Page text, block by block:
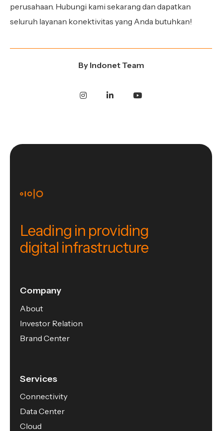
perusahaan. Hubungi kami sekarang dan dapatkan
seluruh layanan konektivitas yang Anda butuhkan!
By Indonet Team
Leading in providing
digital infrastructure
Company
About
Investor Relation
Brand Center
Services
Connectivity
Data Center
Cloud